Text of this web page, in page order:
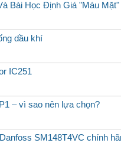
Bài Học Định Giá "Máu
dầu khí
IC251
– vì sao nên lựa chọn?
SM148T4VC chính